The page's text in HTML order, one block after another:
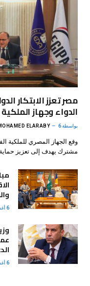
مصر تعزز الابتكار
الدواء وجهاز
بواسطة ELARABY 6 أغسطس، 2026
وقع الجهاز المصري للملكية
مشترك يهدف إلى تعزيز
6 أغسطس، 2026
6 أغسطس، 2026